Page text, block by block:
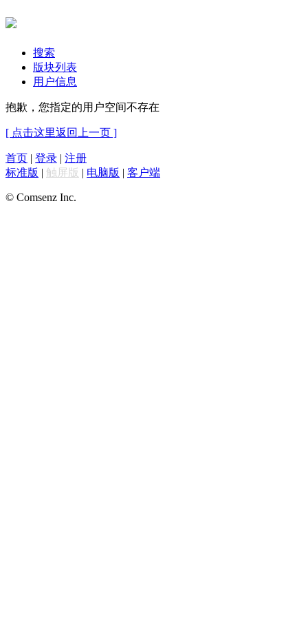
搜索
版块列表
用户信息
抱歉，您指定的用户空间不存在
[ 点击这里返回上一页 ]
首页 | 登录 | 注册
标准版 | 触屏版 | 电脑版 | 客户端
© Comsenz Inc.